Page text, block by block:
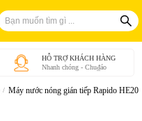
HỖ TRỢ KHÁCH HÀNG
Nhanh chóng - Chu₫áo
Máy nước nóng gián tiếp Rapido